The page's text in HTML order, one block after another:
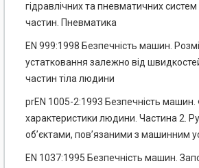
гідравлічних та пневматичних систем
частин. Пневматика
EN 999:1998 Безпечність машин.
устатковання залежно від
частин тіла людини
prEN 1005-2:1993 Безпечність машин.
характеристики людини. Частина 2.
об’єктами, пов’язаними з машинним
EN 1037:1995 Безпечність машин.